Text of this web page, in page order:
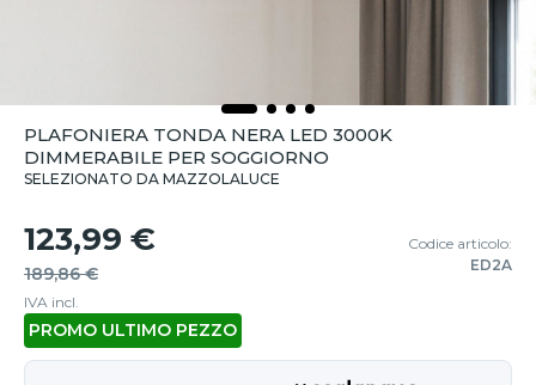
PLAFONIERA TONDA NERA LED 3000K
DIMMERABILE PER SOGGIORNO
SELEZIONATO DA MAZZOLALUCE
123,99 €
189,86 €
IVA incl.
PROMO ULTIMO PEZZO
Codice articolo:
ED2A